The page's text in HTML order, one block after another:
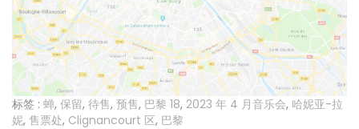
标签 : 蝉, 保留, 待售, 预售, 巴黎 18, 2023 年 4 月音乐会, 哈妮亚-拉
妮, 售票处, Clignancourt 区, 巴黎